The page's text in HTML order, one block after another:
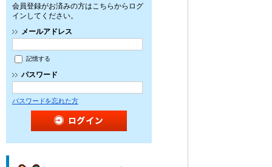
会員登録がお済みの方はこちらからログ
インしてください。
メールアドレス
記憶する
パスワード
パスワードを忘れた方